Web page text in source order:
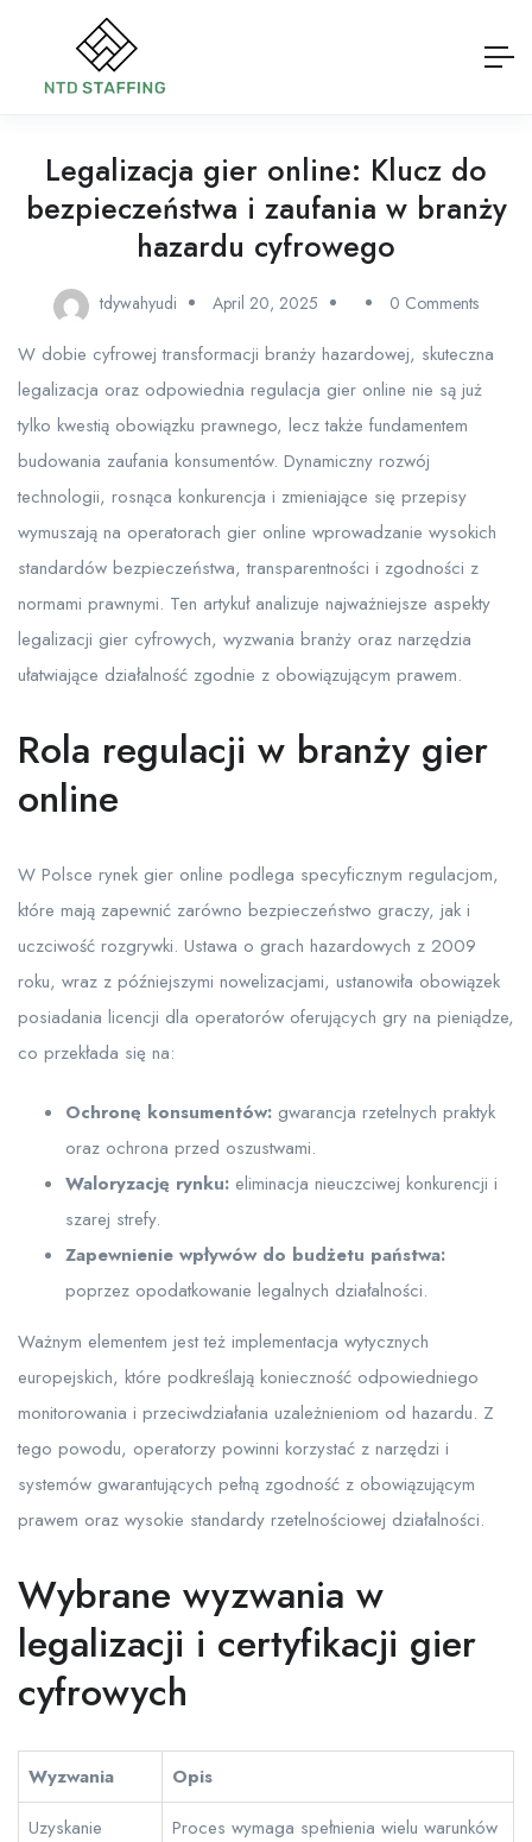
Legalizacja gier online: Klucz do
bezpieczeństwa i zaufania w branży
hazardu cyfrowego
tdywahyudi April 20, 2025 0 Comments
W dobie cyfrowej transformacji branży hazardowej, skuteczna
legalizacja oraz odpowiednia regulacja gier online nie są już
tylko kwestią obowiązku prawnego, lecz także fundamentem
budowania zaufania konsumentów. Dynamiczny rozwój
technologii, rosnąca konkurencja i zmieniające się przepisy
wymuszają na operatorach gier online wprowadzanie wysokich
standardów bezpieczeństwa, transparentności i zgodności z
normami prawnymi. Ten artykuł analizuje najważniejsze aspekty
legalizacji gier cyfrowych, wyzwania branży oraz narzędzia
ułatwiające działalność zgodnie z obowiązującym prawem.
Rola regulacji w branży gier
online
W Polsce rynek gier online podlega specyficznym regulacjom,
które mają zapewnić zarówno bezpieczeństwo graczy, jak i
uczciwość rozgrywki. Ustawa o grach hazardowych z 2009
roku, wraz z późniejszymi nowelizacjami, ustanowiła obowiązek
posiadania licencji dla operatorów oferujących gry na pieniądze,
co przekłada się na:
Ochronę konsumentów: gwarancja rzetelnych praktyk
oraz ochrona przed oszustwami.
Waloryzację rynku: eliminacja nieuczciwej konkurencji i
szarej strefy.
Zapewnienie wpływów do budżetu państwa:
poprzez opodatkowanie legalnych działalności.
Ważnym elementem jest też implementacja wytycznych
europejskich, które podkreślają konieczność odpowiedniego
monitorowania i przeciwdziałania uzależnieniom od hazardu. Z
tego powodu, operatorzy powinni korzystać z narzędzi i
systemów gwarantujących pełną zgodność z obowiązującym
prawem oraz wysokie standardy rzetelnościowej działalności.
Wybrane wyzwania w
legalizacji i certyfikacji gier
cyfrowych
Wyzwania
Opis
Uzyskanie
Proces wymaga spełnienia wielu warunków